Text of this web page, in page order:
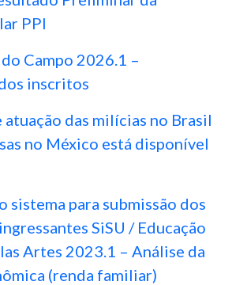
PPI
Campo 2026.1 –
inscritos
das milícias no Brasil
no México está disponível
sistema para submissão dos
SiSU / Educação
Artes 2023.1 – Análise da
(renda familiar)